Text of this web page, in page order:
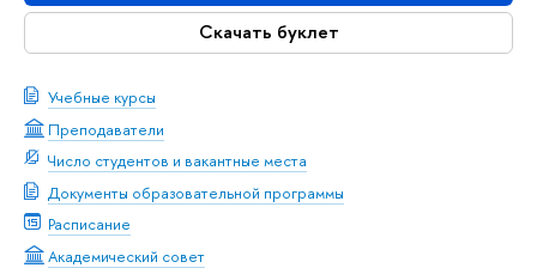
Скачать буклет
Учебные курсы
Преподаватели
Число студентов и вакантные места
Документы образовательной программы
Расписание
Академический совет